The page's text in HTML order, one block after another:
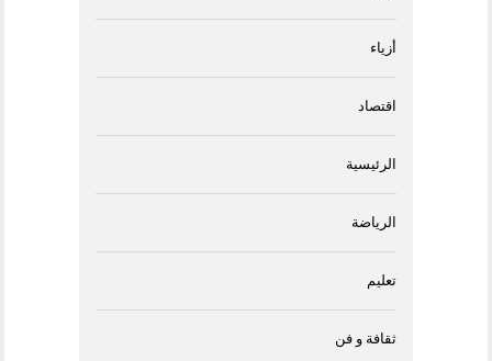
أزياء
اقتصاد
الرئيسية
الرياضة
تعليم
ثقافة و فن